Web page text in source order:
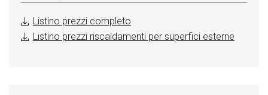
Listino prezzi completo
Listino prezzi riscaldamenti per superfici esterne